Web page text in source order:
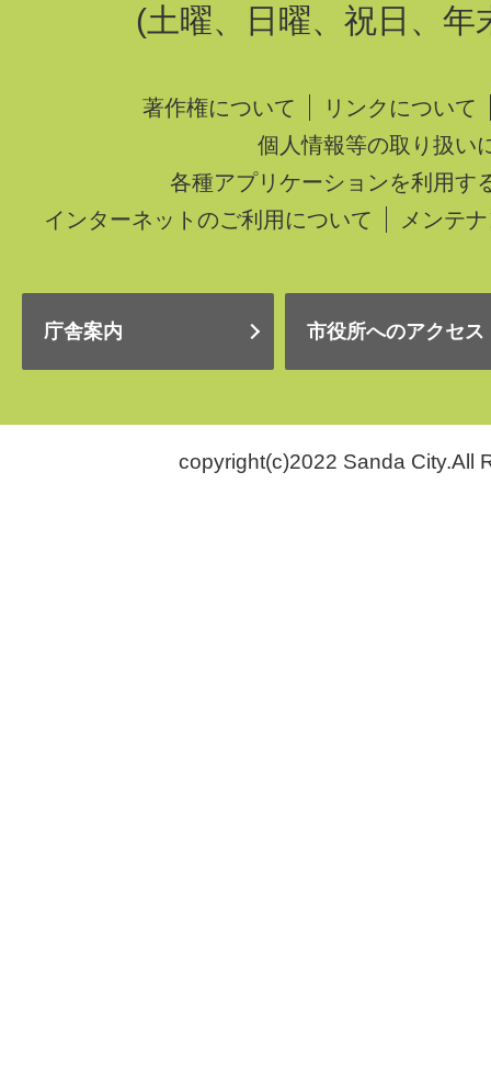
(土曜、日曜、祝日、年
著作権について
リンクについて
個人情報等の取り扱い
各種アプリケーションを利用す
インターネットのご利用について
メンテ
庁舎案内 市役所へのアクセス
copyright(c)2022 Sanda City.All